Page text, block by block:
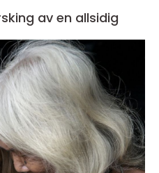
av en allsidig